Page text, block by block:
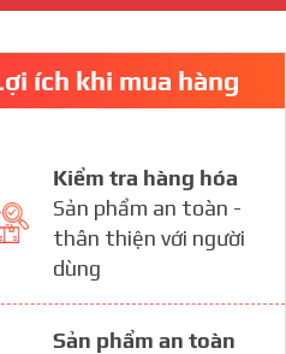
ích khi mua hàng
Kiểm tra hàng hóa
Sản phẩm an toàn -
thân thiện với người
dùng
Sản phẩm an toàn